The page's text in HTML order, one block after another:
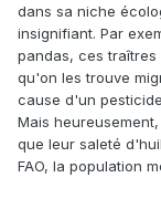
dans sa niche
insignifiant. Par
pandas, ces traîtres
qu'on les trouve
cause d'un
Mais
que leur saleté
FAO, la population